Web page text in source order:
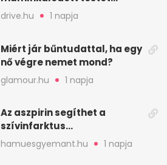
találtak egy váci templom
drive.hu 1 napja
Miért jár bűntudattal, ha egy
nő végre nemet mond?
glamour.hu 1 napja
Az aszpirin segíthet a
szívinfarktus
megelőzésében, de nem
mindenkinek
hamuesgyemant.hu 1 napja